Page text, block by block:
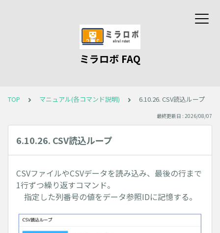
ミラロボ FAQ
TOP マニュアル(各コマンド説明) 6.10.26. CSV読込ループ
最終更新日 : 2026/08/07
6.10.26. CSV読込ループ
CSVファイルやCSVデータを読み込み、最後の行まで
1行ずつ繰り返すコマンド。
指定した列番号の値をデータ参照IDに記憶する。